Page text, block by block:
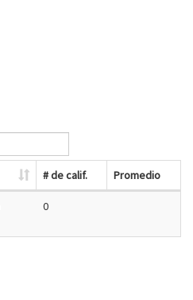
# de calif. Promedio
0